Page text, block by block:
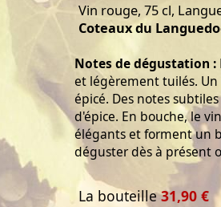
Vin rouge, 75 cl,
Coteaux du
Notes de dégustation :
et légèrement tuilés.
épicé. Des notes
d'épice. En bouche, le
élégants et forment un
déguster dès à présent
La bouteille31,90 €